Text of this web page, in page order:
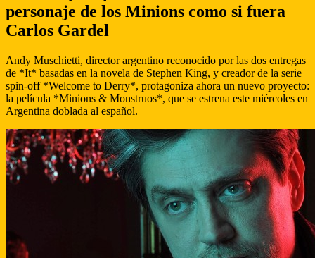
personaje de los Minions como si fuera
Carlos Gardel
Andy Muschietti, director argentino reconocido por las dos entregas
de *It* basadas en la novela de Stephen King, y creador de la serie
spin-off *Welcome to Derry*, protagoniza ahora un nuevo proyecto:
la película *Minions & Monstruos*, que se estrena este miércoles en
Argentina doblada al español.